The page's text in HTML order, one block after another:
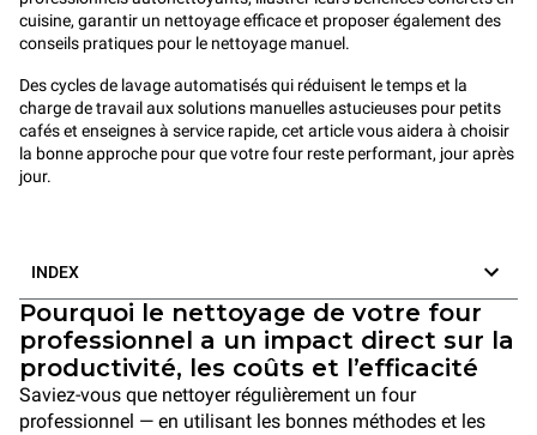
cuisine, garantir un nettoyage efficace et proposer également des
conseils pratiques pour le nettoyage manuel.
Des cycles de lavage automatisés qui réduisent le temps et la
charge de travail aux solutions manuelles astucieuses pour petits
cafés et enseignes à service rapide, cet article vous aidera à choisir
la bonne approche pour que votre four reste performant, jour après
jour.
INDEX
Pourquoi le nettoyage de votre four
professionnel a un impact direct sur la
productivité, les coûts et l’efficacité
Saviez-vous que nettoyer régulièrement un four
professionnel — en utilisant les bonnes méthodes et les